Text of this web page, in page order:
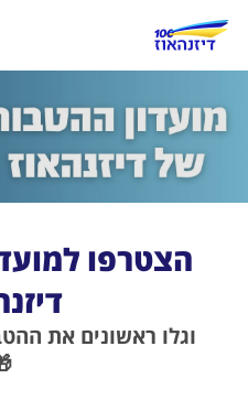
הצטרפו
וגלו ראשונים את